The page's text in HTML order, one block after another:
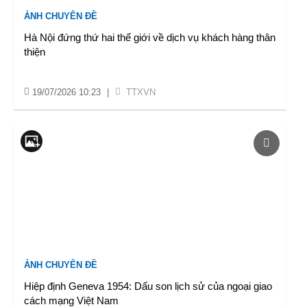
ẢNH CHUYÊN ĐỀ
Hà Nội đứng thứ hai thế giới về dịch vụ khách hàng thân
thiện
19/07/2026 10:23 TTXVN
ẢNH CHUYÊN ĐỀ
Hiệp định Geneva 1954: Dấu son lịch sử của ngoại giao
cách mạng Việt Nam